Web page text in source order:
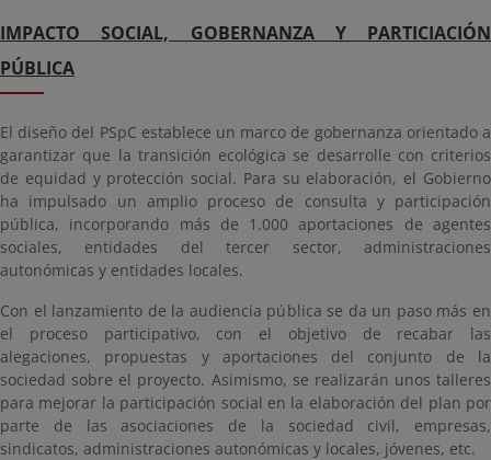
IMPACTO SOCIAL, GOBERNANZA Y PARTICIACIÓN
PÚBLICA
El diseño del PSpC establece un marco de gobernanza orientado a
garantizar que la transición ecológica se desarrolle con criterios
de equidad y protección social. Para su elaboración, el Gobierno
ha impulsado un amplio proceso de consulta y participación
pública, incorporando más de 1.000 aportaciones de agentes
sociales, entidades del tercer sector, administraciones
autonómicas y entidades locales.
Con el lanzamiento de la audiencia pública se da un paso más en
el proceso participativo, con el objetivo de recabar las
alegaciones, propuestas y aportaciones del conjunto de la
sociedad sobre el proyecto. Asimismo, se realizarán unos talleres
para mejorar la participación social en la elaboración del plan por
parte de las asociaciones de la sociedad civil, empresas,
sindicatos, administraciones autonómicas y locales, jóvenes, etc.